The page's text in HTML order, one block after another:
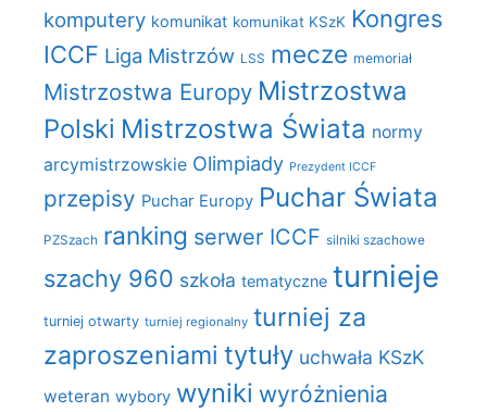
komputery komunikat komunikat KSzK Kongres
ICCF Liga Mistrzów LSS mecze memoriał
Mistrzostwa Europy Mistrzostwa
Polski Mistrzostwa Świata normy
arcymistrzowskie Olimpiady Prezydent ICCF
przepisy Puchar Europy Puchar Świata
PZSzach ranking serwer ICCF silniki szachowe
szachy 960 szkoła tematyczne turnieje
turniej otwarty turniej regionalny turniej za
zaproszeniami tytuły uchwała KSzK
weteran wybory wyniki wyróżnienia